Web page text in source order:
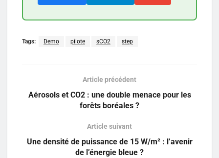
Tags: Demo pilote sCO2 step
Article précédent
Aérosols et CO2 : une double menace pour les
forêts boréales ?
Article suivant
Une densité de puissance de 15 W/m² : l’avenir
de l’énergie bleue ?